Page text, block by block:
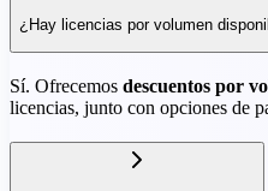
¿Hay licencias por volumen
Sí. Ofrecemos descuentos por
licencias, junto con opciones de